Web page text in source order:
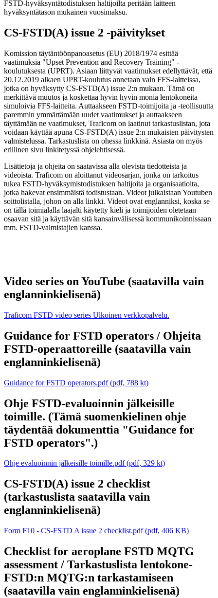
FSTD-hyväksyntätodistuksen haltijoilta peritään laitteen
hyväksyntätason mukainen vuosimaksu.
CS-FSTD(A) issue 2 -päivitykset
Komission täytäntöönpanoasetus (EU) 2018/1974 esittää
vaatimuksia "Upset Prevention and Recovery Training" -
koulutuksesta (UPRT). Asiaan liittyvät vaatimukset edellyttävät, että
20.12.2019 alkaen UPRT-koulutus annetaan vain FFS-laitteissa,
jotka on hyväksytty CS-FSTD(A) issue 2:n mukaan. Tämä on
merkittävä muutos ja koskettaa hyvin hyvin monia lentokoneita
simuloivia FFS-laitteita. Auttaakseen FSTD-toimijoita ja -teollisuutta
paremmin ymmärtämään uudet vaatimukset ja auttaakseen
täyttämään ne vaatimukset, Traficom on laatinut tarkastuslistan, jota
voidaan käyttää apuna CS-FSTD(A) issue 2:n mukaisten päivitysten
valmistelussa. Tarkastuslista on ohessa linkkinä. Asiasta on myös
erillinen sivu linkitetyssä ohjelehtisessä.
Lisätietoja ja ohjeita on saatavissa alla olevista tiedotteista ja
videoista. Traficom on aloittanut videosarjan, jonka on tarkoitus
tukea FSTD-hyväksymistodistuksen haltijoita ja organisaatioita,
jotka hakevat ensimmäistä todistustaan. Videot julkaistaan Youtuben
soittolistalla, johon on alla linkki. Videot ovat englanniksi, koska se
on tällä toimialalla laajalti käytetty kieli ja toimijoiden oletetaan
osaavan sitä ja käyttävän sitä kansainvälisessä kommunikoinnissaan
mm. FSTD-valmistajien kanssa.
Video series on YouTube (saatavilla vain
englanninkielisenä)
Traficom FSTD video series Ulkoinen verkkopalvelu.
Guidance for FSTD operators / Ohjeita
FSTD-operaattoreille (saatavilla vain
englanninkielisenä)
Guidance for FSTD operators.pdf (pdf, 788 kt)
Ohje FSTD-evaluoinnin jälkeisille
toimille. (Tämä suomenkielinen ohje
täydentää dokumenttia "Guidance for
FSTD operators".)
Ohje evaluoinnin jälkeisille toimille.pdf (pdf, 329 kt)
CS-FSTD(A) issue 2 checklist
(tarkastuslista saatavilla vain
englanninkielisenä)
Form F10 - CS-FSTD A issue 2 checklist.pdf (pdf, 406 KB)
Checklist for aeroplane FSTD MQTG
assessment / Tarkastuslista lentokone-
FSTD:n MQTG:n tarkastamiseen
(saatavilla vain englanninkielisenä)